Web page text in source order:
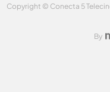
Copyright © Conecta 5
By